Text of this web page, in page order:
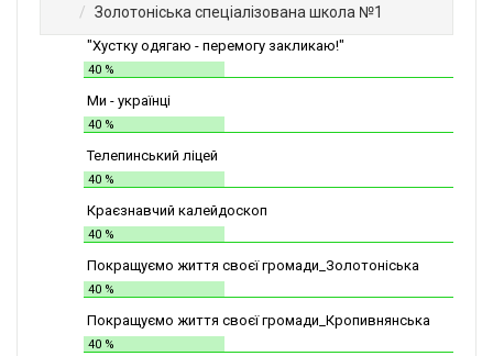
Золотоніська спеціалізована школа №1
"Хустку одягаю - перемогу закликаю!"
40 %
Ми - українці
40 %
Телепинський ліцей
40 %
Краєзнавчий калейдоскоп
40 %
Покращуємо життя своєї громади_Золотоніська
СШІТ №2
40 %
Покращуємо життя своєї громади_Кропивнянська
ЗОШ
40 %